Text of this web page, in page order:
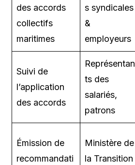
des accords
collectifs
maritimes
s syndicales
&
employeurs
Suivi de
l’application
des accords
Représentan
ts des
salariés,
patrons
Émission de
recommandati
Ministère de
la Transition